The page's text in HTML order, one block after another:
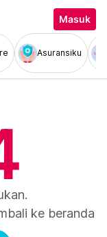
Masuk
Asuransiku
ke beranda